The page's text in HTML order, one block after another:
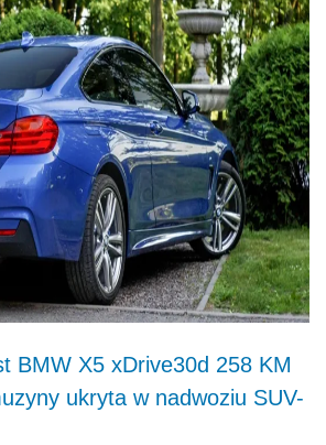
BMW X5 xDrive30d 258 KM
ukryta w nadwoziu SUV-